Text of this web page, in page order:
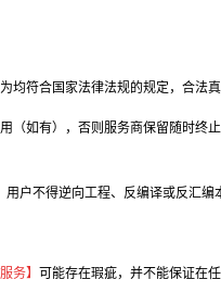
均符合国家法律法规的规定，合法
（如有），否则服务商保留随时终
户不得逆向工程、反编译或反汇编
务】 可能存在瑕疵，并不能保证在